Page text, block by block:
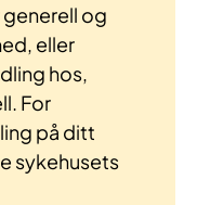
generell og
eller
hos,
For
på ditt
sykehusets